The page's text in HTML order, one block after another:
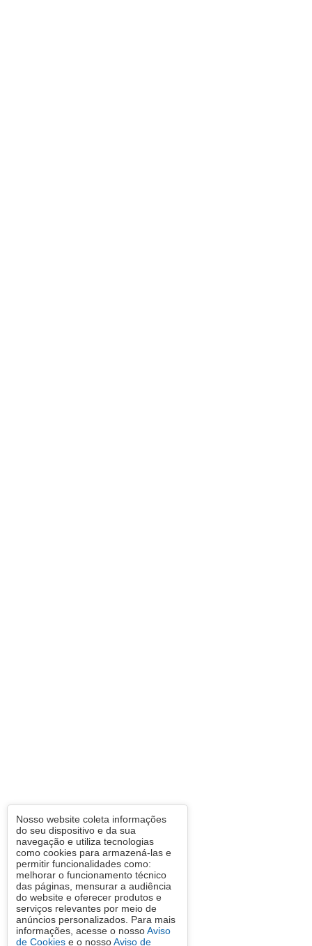
Nosso website coleta informações
do seu dispositivo e da sua
navegação e utiliza tecnologias
como cookies para armazená-las e
permitir funcionalidades como:
melhorar o funcionamento técnico
das páginas, mensurar a audiência
do website e oferecer produtos e
serviços relevantes por meio de
anúncios personalizados. Para mais
informações, acesse o nossoAviso
de Cookies e o nossoAviso de